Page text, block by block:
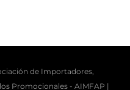
de Importadores,
Promocionales - AIMFAP |